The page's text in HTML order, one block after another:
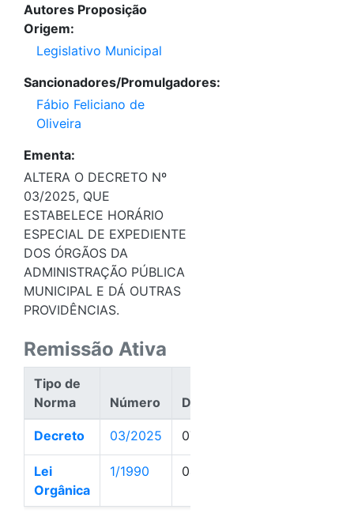
Autores Proposição
Origem:
Legislativo Municipal
Sancionadores/Promulgadores:
Fábio Feliciano de
Oliveira
Ementa:
ALTERA O DECRETO Nº
03/2025, QUE
ESTABELECE HORÁRIO
ESPECIAL DE EXPEDIENTE
DOS ÓRGÃOS DA
ADMINISTRAÇÃO PÚBLICA
MUNICIPAL E DÁ OUTRAS
PROVIDÊNCIAS.
Remissão Ativa
Tipo de
Norma
Número Data
Decreto 03/2025 07/01/2025
Lei
Orgânica
1/1990 04/01/1990